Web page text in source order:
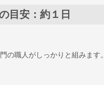
目安：約１日
の職人がしっかりと組みます。